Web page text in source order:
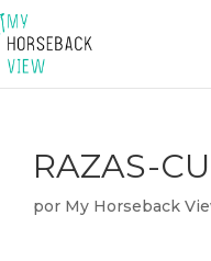
RAZAS-
por My Horseback